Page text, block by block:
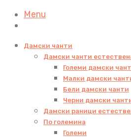
Menu
Дамски чанти
Дамски чанти
Големи дамски
Малки дамски
Бели дамски чанти
Черни дамски
Дамски раници
По големина
Големи